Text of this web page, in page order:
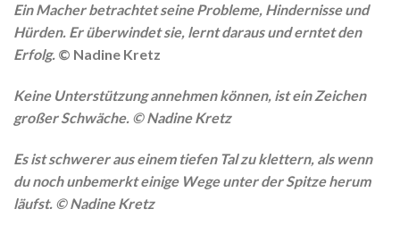
Ein Macher betrachtet seine Probleme, Hindernisse und
Hürden. Er überwindet sie, lernt daraus und erntet den
Erfolg. © Nadine Kretz
Keine Unterstützung annehmen können, ist ein Zeichen
großer Schwäche. © Nadine Kretz
Es ist schwerer aus einem tiefen Tal zu klettern, als wenn
du noch unbemerkt einige Wege unter der Spitze herum
läufst. © Nadine Kretz